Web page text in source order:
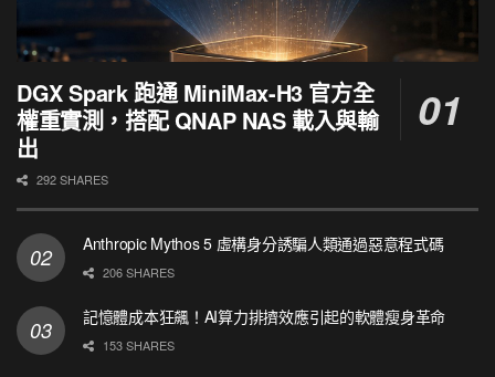
DGX Spark 跑通 MiniMax-H3 官方全
權重實測，搭配 QNAP NAS 載入與輸
出
292 SHARES
Anthropic Mythos 5 虛構身分誘騙人類通過惡意程式碼
206 SHARES
記憶體成本狂飆！AI算力排擠效應引起的軟體瘦身革命
153 SHARES